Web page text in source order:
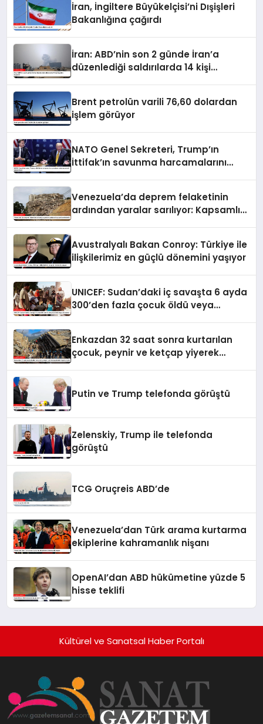
İran, İngiltere Büyükelçisi’ni Dışişleri
Bakanlığına çağırdı
İran: ABD’nin son 2 günde İran’a
düzenlediği saldırılarda 14 kişi
Brent petrolün varili 76,60 dolardan
işlem görüyor
NATO Genel Sekreteri, Trump’ın
İttifak’ın savunma harcamalarını
Venezuela’da deprem felaketinin
ardından yaralar sarılıyor: Kapsamlı
Avustralyalı Bakan Conroy: Türkiye ile
ilişkilerimiz en güçlü dönemini yaşıyor
UNICEF: Sudan’daki iç savaşta 6 ayda
300’den fazla çocuk öldü veya
Enkazdan 32 saat sonra kurtarılan
çocuk, peynir ve ketçap yiyerek
Putin ve Trump telefonda görüştü
Zelenskiy, Trump ile telefonda
görüştü
TCG Oruçreis ABD’de
Venezuela’dan Türk arama kurtarma
ekiplerine kahramanlık nişanı
OpenAI’dan ABD hükümetine yüzde 5
hisse teklifi
Kültürel ve Sanatsal Haber Portalı